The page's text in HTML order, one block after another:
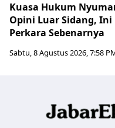
Kuasa Hukum
Opini Luar Sidang,
Perkara Sebenarnya ​
Sabtu, 8 Agustus 2026, 7:58